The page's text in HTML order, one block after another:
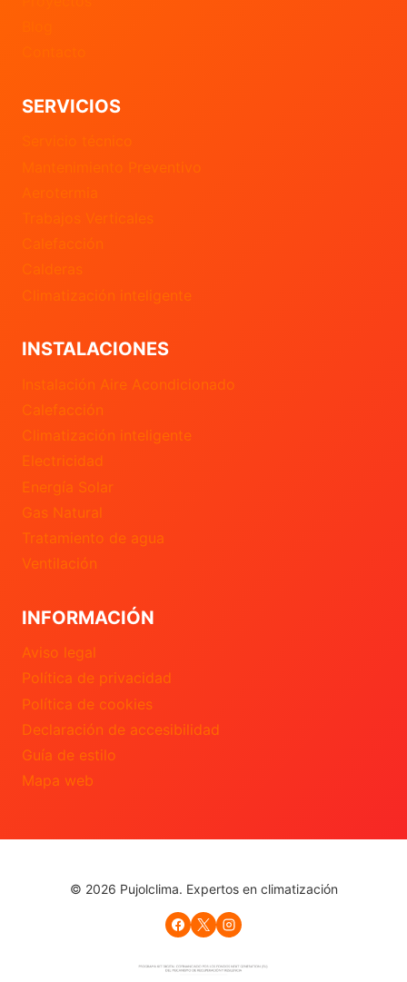
SERVICIOS
Mantenimiento Preventivo
Trabajos Verticales
Calefacción
Calderas
Climatización inteligente
INSTALACIONES
Instalación Aire Acondicionado
Calefacción
Climatización inteligente
Electricidad
Energía Solar
Gas Natural
Tratamiento de agua
Ventilación
INFORMACIÓN
Aviso legal
Política de privacidad
Política de cookies
Declaración de accesibilidad
Guía de estilo
Mapa web
© 2026 Pujolclima. Expertos en climatización